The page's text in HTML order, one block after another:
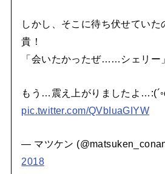
しかし、そこに待ち伏せてい
貴！
「会いたかったぜ……シェリー」
もう…震え上がりましたよ
pic.twitter.com/QVbIuaGIYW
— マツケン
2018